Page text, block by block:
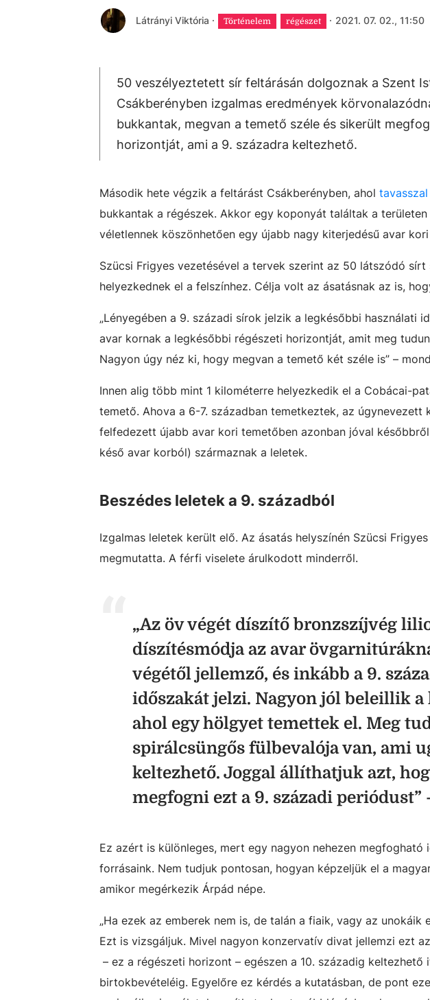
Látrányi Viktória · Történelem régészet · 2021. 07. 02., 11:50
50 veszélyeztetett sír feltárásán dolgoznak a Szent
Csákberényben izgalmas eredmények
bukkantak, megvan a temető széle és sikerült
horizontját, ami a 9. századra keltezhető.
Második hete végzik a feltárást Csákberényben, ahol tavasszal
bukkantak a régészek. Akkor egy koponyát találtak a
véletlennek köszönhetően egy újabb nagy kiterjedésű avar
Szücsi Frigyes vezetésével a tervek szerint az 50 látszódó
helyezkednek el a felszínhez. Célja volt az ásatásnak az is,
„Lényegében a 9. századi sírok jelzik a legkésőbbi használati
avar kornak a legkésőbbi régészeti horizontját, amit meg
Nagyon úgy néz ki, hogy megvan a temető két széle is” –
Innen alig több mint 1 kilométerre helyezkedik el a Cobácai-
temető. Ahova a 6-7. században temetkeztek, az úgynevezett
felfedezett újabb avar kori temetőben azonban jóval
késő avar korból) származnak a leletek.
Beszédes leletek a 9. századból
Izgalmas leletek került elő. Az ásatás helyszínén Szücsi
megmutatta. A férfi viselete árulkodott minderről.
„Az öv végét díszítő bronzszíjvég
díszítésmódja az avar
végétől jellemző, és inkább a 9.
időszakát jelzi. Nagyon jól beleillik a
ahol egy hölgyet temettek el. Meg
spirálcsüngős fülbevalója van, ami
keltezhető. Joggal állíthatjuk azt,
megfogni ezt a 9. századi periódust”
Ez azért is különleges, mert egy nagyon nehezen
forrásaink. Nem tudjuk pontosan, hogyan képzeljük el a
amikor megérkezik Árpád népe.
„Ha ezek az emberek nem is, de talán a fiaik, vagy az
Ezt is vizsgáljuk. Mivel nagyon konzervatív divat jellemzi ezt
– ez a régészeti horizont – egészen a 10. századig
birtokbevételéig. Egyelőre ez kérdés a kutatásban, de pont